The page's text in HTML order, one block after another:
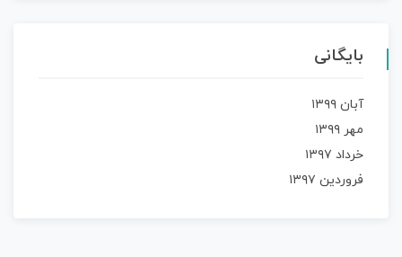
بایگانی
آبان ۱۳۹۹
مهر ۱۳۹۹
خرداد ۱۳۹۷
فروردین ۱۳۹۷